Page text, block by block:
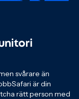
svårare än
är din
rätt person med